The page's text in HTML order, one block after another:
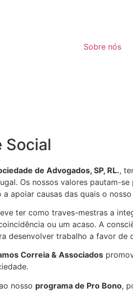
Sobre nós
Social
de Advogados, SP, RL.,
Os nossos valores pautam-
apoiar causas das quais o
ter como traves-mestras a
ou um acaso. A
desenvolver trabalho a favor
Correia & Associados
nosso programa de Pro Bono,